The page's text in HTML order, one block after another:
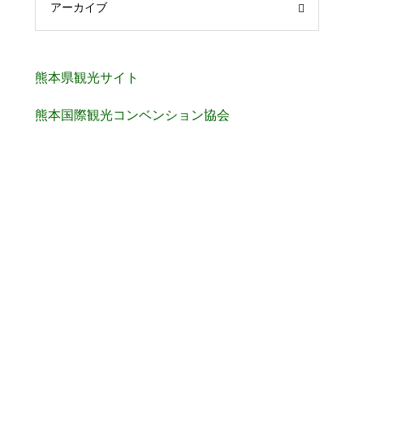
アーカイブ
熊本県観光サイト
熊本国際観光コンベンション協会